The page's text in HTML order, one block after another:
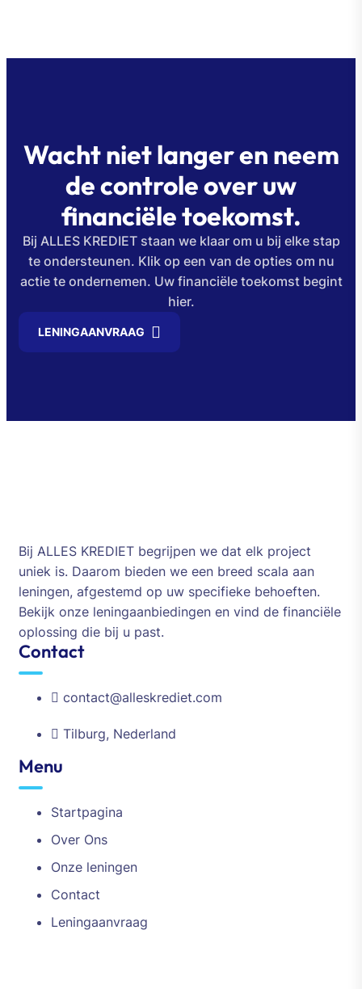
Wacht niet langer en neem
de controle over uw
financiële toekomst.
Bij ALLES KREDIET staan ​​we klaar om u bij elke stap
te ondersteunen. Klik op een van de opties om nu
actie te ondernemen. Uw financiële toekomst begint
hier.
LENINGAANVRAAG
Bij ALLES KREDIET begrijpen we dat elk project
uniek is. Daarom bieden we een breed scala aan
leningen, afgestemd op uw specifieke behoeften.
Bekijk onze leningaanbiedingen en vind de financiële
oplossing die bij u past.
Contact
contact@alleskrediet.com
Tilburg, Nederland
Menu
Startpagina
Over Ons
Onze leningen
Contact
Leningaanvraag